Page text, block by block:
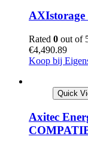
AXIstorage
Rated 0 out of
€4,490.89
Koop bij
Quick
Axitec